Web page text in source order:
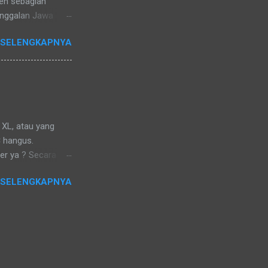
Jawa
� Di berbagai
kini.
Yogyakarta.
tanpa alas
atau yang
hangus.
ya ? Secara
tidak benar-